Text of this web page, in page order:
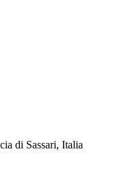
di Sassari, Italia